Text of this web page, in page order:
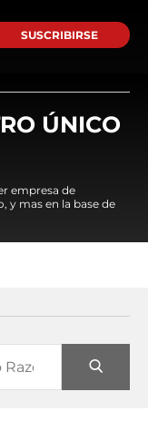
SUSCRIBIRSE
ÚNICO
empresa de
y mas en la base de